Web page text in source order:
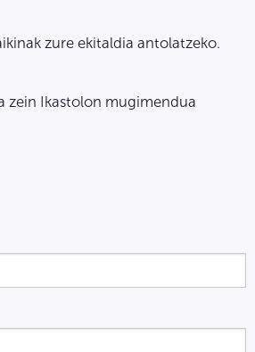
zure ekitaldia antolatzeko.
zein Ikastolon mugimendua